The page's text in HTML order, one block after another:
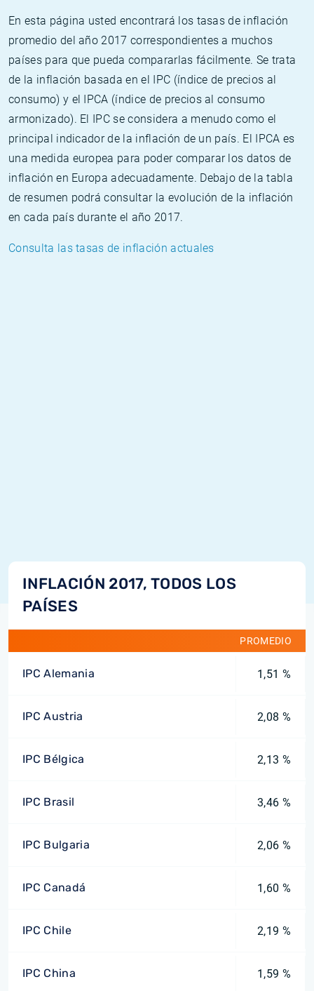
En esta página usted encontrará los tasas de inflación
promedio del año 2017 correspondientes a muchos
países para que pueda compararlas fácilmente. Se trata
de la inflación basada en el IPC (índice de precios al
consumo) y el IPCA (índice de precios al consumo
armonizado). El IPC se considera a menudo como el
principal indicador de la inflación de un país. El IPCA es
una medida europea para poder comparar los datos de
inflación en Europa adecuadamente. Debajo de la tabla
de resumen podrá consultar la evolución de la inflación
en cada país durante el año 2017.
Consulta las tasas de inflación actuales
INFLACIÓN 2017, TODOS LOS
PAÍSES
PROMEDIO
IPC Alemania 1,51 %
IPC Austria 2,08 %
IPC Bélgica 2,13 %
IPC Brasil 3,46 %
IPC Bulgaria 2,06 %
IPC Canadá 1,60 %
IPC Chile 2,19 %
IPC China 1,59 %